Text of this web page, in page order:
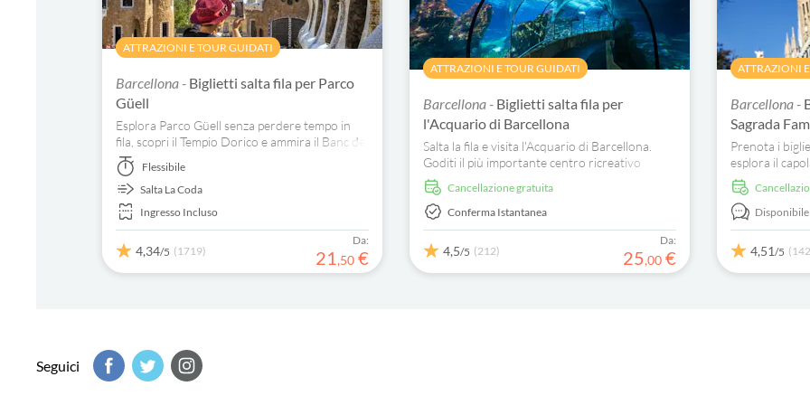
ATTRAZIONI E TOUR GUIDATI
Barcellona - Biglietti salta fila per Parco
Güell
Esplora Parco Güell senza perdere tempo in
fila, scopri il Tempio Dorico e ammira il Banc de
Tracadis. Solo Gaudì riesce a fondere
perfettamente natura e architettura!
Flessibile
Salta La Coda
Ingresso Incluso
4,34/5 (1719)
Da:
21,50 €
ATTRAZIONI E TOUR GUIDATI
Barcellona - Biglietti salta fila per
l'Acquario di Barcellona
Salta la fila e visita l'Acquario di Barcellona.
Goditi il più importante centro ricreativo
marino al mondo dedicato alla vita
sottomarina del Mediterraneo!
Cancellazione gratuita
Conferma Istantanea
4,5/5 (212)
Da:
25,00 €
ATTRAZIONI
Barcellona -
Sagrada
Prenota i
esplora il
interni
multilingue.
Disponibile
4,51/5
Seguici